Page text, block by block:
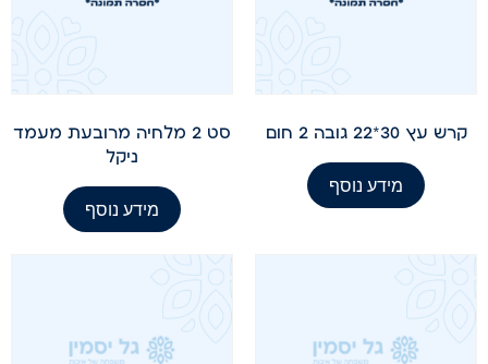
קרש עץ 30*22 גובה 2 חום
מידע נוסף
סט 2 מלחיה מרובעת מעמד
ניקל
מידע נוסף